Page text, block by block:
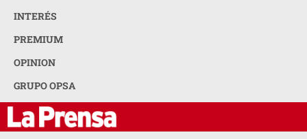
INTERÉS
PREMIUM
OPINION
GRUPO OPSA